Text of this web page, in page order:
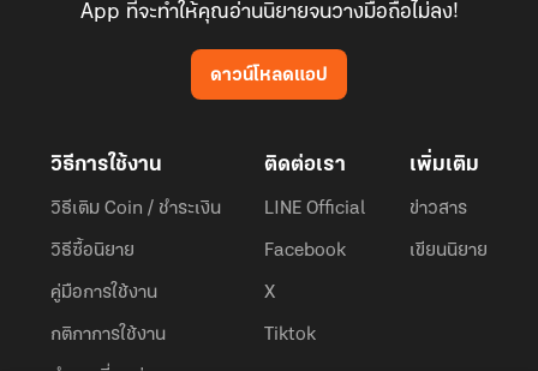
App ที่จะทำให้คุณอ่านนิยายจนวางมือถือไม่ลง!
ดาวน์โหลดแอป
วิธีการใช้งาน
วิธีเติม Coin / ชำระเงิน
วิธีซื้อนิยาย
คู่มือการใช้งาน
กติกาการใช้งาน
ติดต่อเรา
LINE Official
Facebook
X
Tiktok
เพิ่มเติม
ข่าวสาร
เขียนนิยาย